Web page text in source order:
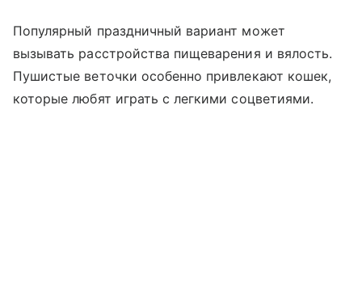
Популярный праздничный вариант может
вызывать расстройства пищеварения и вялость.
Пушистые веточки особенно привлекают кошек,
которые любят играть с легкими соцветиями.